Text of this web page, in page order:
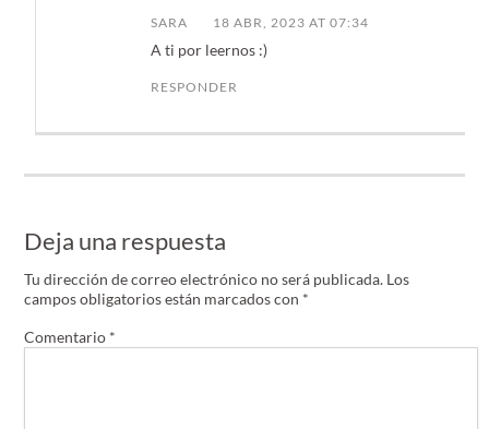
SARA 18 ABR, 2023 AT 07:34
A ti por leernos :)
RESPONDER
Deja una respuesta
Tu dirección de correo electrónico no será publicada. Los
campos obligatorios están marcados con *
Comentario *